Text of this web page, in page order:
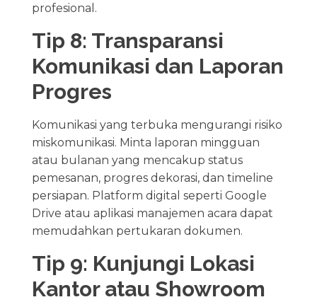
profesional.
Tip 8: Transparansi
Komunikasi dan Laporan
Progres
Komunikasi yang terbuka mengurangi risiko
miskomunikasi. Minta laporan mingguan
atau bulanan yang mencakup status
pemesanan, progres dekorasi, dan timeline
persiapan. Platform digital seperti Google
Drive atau aplikasi manajemen acara dapat
memudahkan pertukaran dokumen.
Tip 9: Kunjungi Lokasi
Kantor atau Showroom